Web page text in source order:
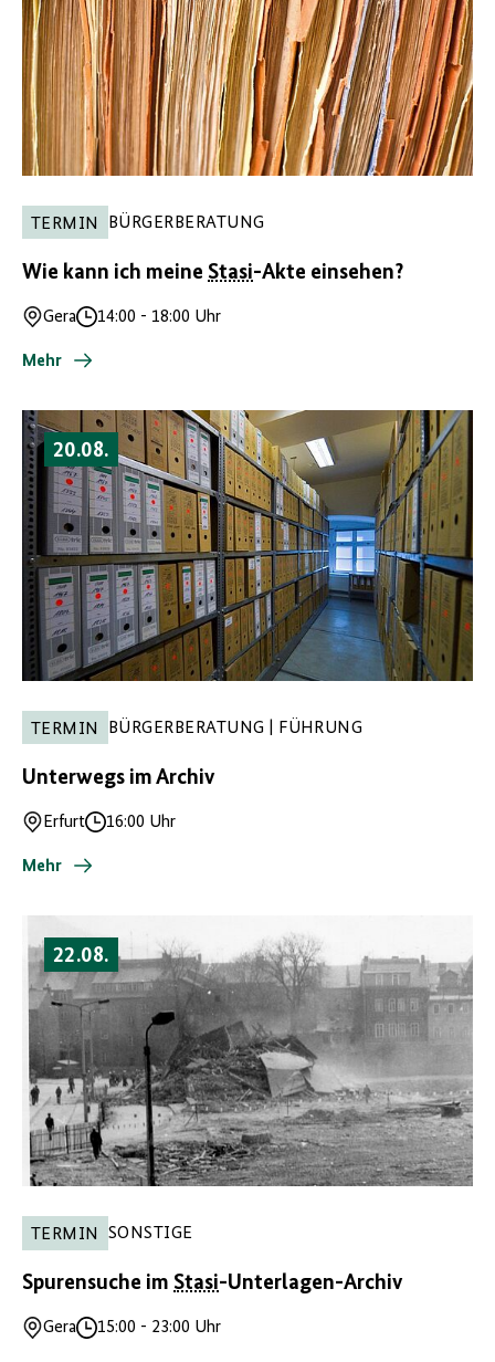
TERMIN BÜRGERBERATUNG
Wie kann ich meine Stasi-Akte einsehen?
Ort
Gera
Uhrzeit
14:00 - 18:00 Uhr
Mehr
20.08.
TERMIN BÜRGERBERATUNG | FÜHRUNG
Unterwegs im Archiv
Ort
Erfurt
Uhrzeit
16:00 Uhr
Mehr
22.08.
TERMIN SONSTIGE
Spurensuche im Stasi-Unterlagen-Archiv
Ort
Gera
Uhrzeit
15:00 - 23:00 Uhr